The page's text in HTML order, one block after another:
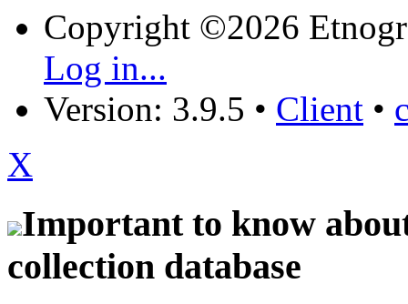
Copyright ©2026
Log in...
Version: 3.9.5 • Client •
X
Important to know
collection database